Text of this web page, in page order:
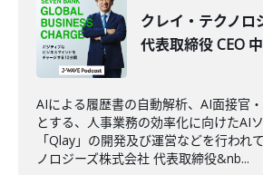
クレイ・テクノロ
代表取締役 CEO
AIによる履歴書の自動解析、AI面接官
とする、人事業務の効率化に向けたAI
「Qlay」の開発及び運営などを行われ
ノロジーズ株式会社 代表取締役&nb...